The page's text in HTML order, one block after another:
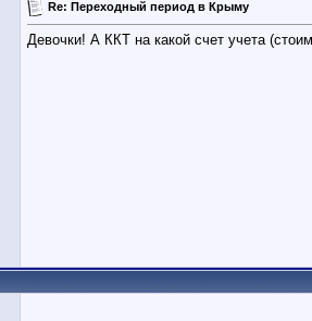
Re: Переходный период в Крыму
Девочки! А ККТ на какой счет учета